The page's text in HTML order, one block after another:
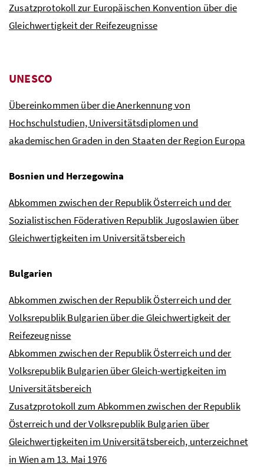
Zusatzprotokoll zur Europäischen Konvention über die
Gleichwertigkeit der Reifezeugnisse
UNESCO
Übereinkommen über die Anerkennung von
Hochschulstudien, Universitätsdiplomen und
akademischen Graden in den Staaten der Region Europa
Bosnien und Herzegowina
Abkommen zwischen der Republik Österreich und der
Sozialistischen Föderativen Republik Jugoslawien über
Gleichwertigkeiten im Universitätsbereich
Bulgarien
Abkommen zwischen der Republik Österreich und der
Volksrepublik Bulgarien über die Gleichwertigkeit der
Reifezeugnisse
Abkommen zwischen der Republik Österreich und der
Volksrepublik Bulgarien über Gleich-wertigkeiten im
Universitätsbereich
Zusatzprotokoll zum Abkommen zwischen der Republik
Österreich und der Volksrepublik Bulgarien über
Gleichwertigkeiten im Universitätsbereich, unterzeichnet
in Wien am 13. Mai 1976